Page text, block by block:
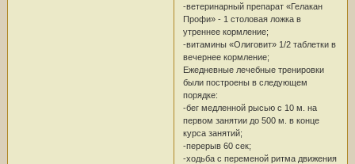
-ветеринарный препарат «Гелакан
Профи» - 1 столовая ложка в
утреннее кормление;
-витамины «Олиговит» 1/2 таблетки в
вечернее кормление;
Ежедневные лечебные тренировки
были построены в следующем
порядке:
-бег медленной рысью с 10 м. на
первом занятии до 500 м. в конце
курса занятий;
-перерыв 60 сек;
-ходьба с переменой ритма движения